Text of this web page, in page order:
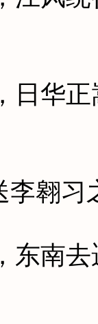
华正
翱习
南去